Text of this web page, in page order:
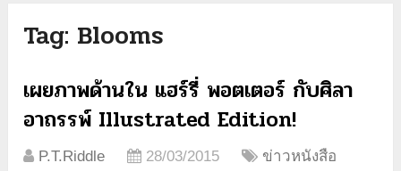
Tag: Blooms
เผยภาพด้านใน แฮร์รี่ พอตเตอร์ กับศิลา
อาถรรพ์ Illustrated Edition!
P.T.Riddle 28/03/2015 ข่าวหนังสือ